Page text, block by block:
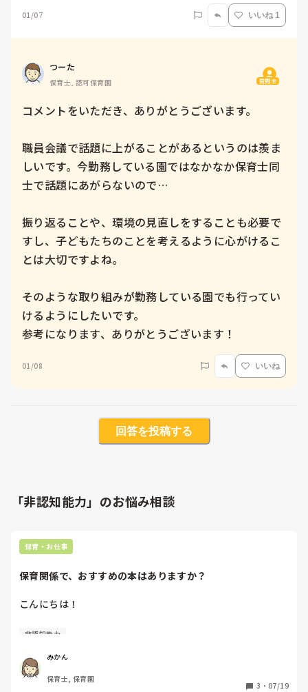
01/07 いいね 1
つーた
保育士, 認可保育園 質問主
コメントをいただき、ありがとうございます。
職員会議で話題に上がることがあるというのは羨ま
しいです。今勤務している園ではなかなか保育士同
士で話題にあがらないので…
振り返ることや、環境の見直しをすることも必要で
すし、子どもたちのことを考えるように心がけるこ
とは大切ですよね。
そのような取り組みが勤務している園でも行ってい
けるようにしたいです。
01/08 いいね
回答を投稿する
「非認知能力」のお悩み相談
保育・お仕事
保育関係で、おすすめの本はありますか？
こんにちは！
みなさまの、保育教育関係のおすすめ書籍教えてほしいです
私は、ポーク重子の「非認知能力の育て方」が興味深く感じ
ました。もっと前に読んで、子育てに生かしてみたかったな
非認知能力
みかん
保育士, 保育園
3 ・ 07/19